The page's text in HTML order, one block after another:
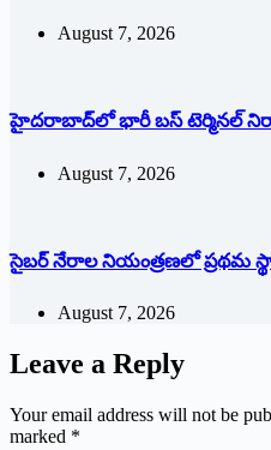
August 7, 2026
హైదరాబాద్‌లో భారీ బస్‌ ‌టెర్మినల్‌
August 7, 2026
సైబర్ నేరాల నియంత్రణలో ప్రథమ
August 7, 2026
Leave a Reply
Your email address will not be
marked *